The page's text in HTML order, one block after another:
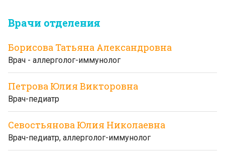
Врачи отделения
Борисова Татьяна Александровна
Врач - аллерголог-иммунолог
Петрова Юлия Викторовна
Врач-педиатр
Севостьянова Юлия Николаевна
Врач-педиатр, аллерголог-иммунолог